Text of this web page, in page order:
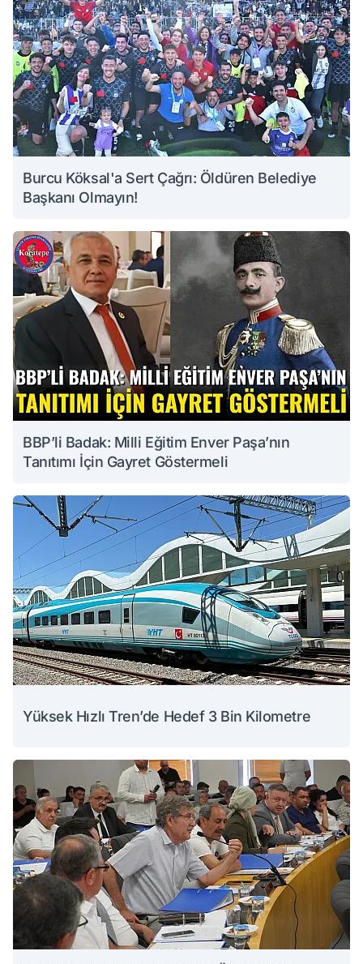
Burcu Köksal'a Sert Çağrı: Öldüren Belediye
Başkanı Olmayın!
BBP’li Badak: Milli Eğitim Enver Paşa’nın
Tanıtımı İçin Gayret Göstermeli
Yüksek Hızlı Tren’de Hedef 3 Bin Kilometre